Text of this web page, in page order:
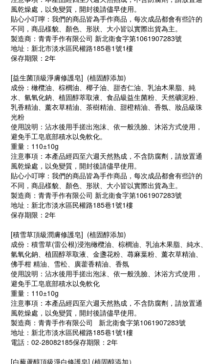
風乾燥處，以免變質，開封後請儘早使用。
貼心小叮嚀：我們的商品皆為手作商品，每次成品都會有些許的
不同，商品樣貌、顏色、形狀、大小皆以實際出貨為主。
製造商：青青手作有限公司 新北衛食字第1061907283號
地址：新北市淡水區民權路185巷1號1樓
保存期限：2年
[益生菌頂級淨膚修護皂] (植固醇添加)
成份：橄欖油、棕櫚油、椰子油、甜杏仁油、乳油木果脂、純
水、氫氧化鈉、植固醇萃取液、食品級益生菌粉、天然礦泥粉、
乳香精油、薰衣草精油、茶樹精油、甜橙精油、香氛、妝品級珠
光粉
使用說明：沾水後用手搓出泡沫、依一般洗臉、沐浴方式使用，
避免手工皂底部積水以免軟化。
重量：110±10g
注意事項：本產品經四至六週天然熟成，不含防腐劑，請放置通
風乾燥處，以免變質，開封後請儘早使用。
貼心小叮嚀：我們的商品皆為手作商品，每次成品都會有些許的
不同，商品樣貌、顏色、形狀、大小皆以實際出貨為主。
製造商：青青手作有限公司 新北衛食字第1061907283號
地址：新北市淡水區民權路185巷1號1樓
保存期限：2年
[積雪草頂級潤膚修護皂] (植固醇添加)
成份：積雪草(雷公根)浸泡橄欖油、棕櫚油、乳油木果脂、純水、
氫氧化鈉、植固醇萃取液、金盞花粉、蕁麻葉粉、薰衣草精油、
佛手柑 精油、雪松、廣藿香精油、香氛
使用說明：沾水後用手搓出泡沫、依一般洗臉、沐浴方式使用，
避免手工皂底部積水以免軟化
重量：110±10g
注意事項：本產品經四至六週天然熟成，不含防腐劑，請放置通
風乾燥處，以免變質，開封後請儘早使用。
製造商：青青手作有限公司 新北衛食字第1061907283號
地址：新北市淡水區民權路185巷1號1樓
電話：02-28082185保存期限：2年
[白藜蘆醇頂級淨白修護皂] (植固醇添加）